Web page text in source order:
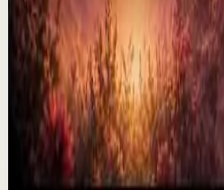
Ver→
▶
P0D
YouTubeVideo estándar
Sesión profundaMedia
El duelo puede abrir
imaginaste